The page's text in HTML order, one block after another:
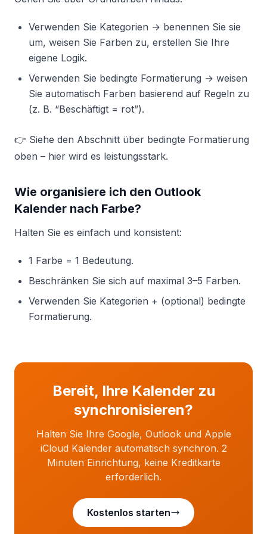
Verwenden Sie Kategorien → benennen Sie sie
um, weisen Sie Farben zu, erstellen Sie Ihre
eigene Logik.
Verwenden Sie bedingte Formatierung → weisen
Sie automatisch Farben basierend auf Regeln zu
(z. B. “Beschäftigt = rot”).
👉 Siehe den Abschnitt über bedingte Formatierung
oben – hier wird es leistungsstark.
Wie organisiere ich den Outlook
Kalender nach Farbe?
Halten Sie es einfach und konsistent:
1 Farbe = 1 Bedeutung.
Beschränken Sie sich auf maximal 3–5 Farben.
Verwenden Sie Kategorien + (optional) bedingte
Formatierung.
Bereit, Ihre Kalender zu
synchronisieren?
Halten Sie Ihre Google, Outlook und Apple
iCloud Kalender automatisch synchron. 2
Minuten Einrichtung, keine Kreditkarte
erforderlich.
Kostenlos starten